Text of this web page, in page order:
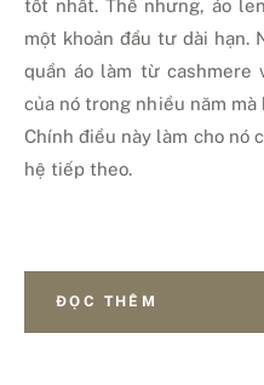
tốt nhất. Thế nhưng, áo
một khoản đầu tư dài hạn.
quần áo làm từ cashmere
của nó trong nhiều năm
Chính điều này làm cho nó
hệ tiếp theo.
ĐỌC THÊM